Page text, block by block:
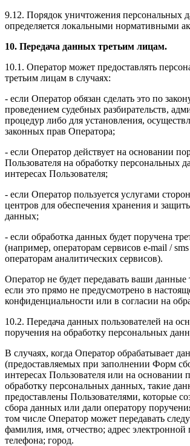
9.12. Порядок уничтожения персональных
определяется локальными нормативными
10. Передача данных третьим лицам.
10.1. Оператор может предоставлять
третьим лицам в случаях:
- если Оператор обязан сделать это по
проведением судебных разбирательств,
процедур либо для установления,
законных прав Оператора;
- если Оператор действует на основании
Пользователя на обработку персональных
интересах Пользователя;
- если Оператор пользуется услугами
центров для обеспечения хранения и
данных;
- если обработка данных будет поручена
(например, операторам сервисов e-mail /
операторам аналитических сервисов).
Оператор не будет передавать ваши данные
если это прямо не предусмотрено в
конфиденциальности или в согласии на
10.2. Передача данных пользователей на
поручения на обработку персональных
В случаях, когда Оператор обрабатывает
(предоставляемых при заполнении Форм
интересах Пользователя или на основании
обработку персональных данных, такие
предоставлены Пользователями, которые
сбора данных или дали оператору
том числе Оператор может передавать
фамилия, имя, отчество; адрес
телефона; город.